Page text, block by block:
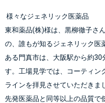
様々なジェネリック医薬品
東和薬品(株)様は、黒柳徹子さ
の、誰もが知るジェネリック医
ある門真市は、大阪駅から約
す。工場見学では、コーティン
ラインを拝見させていただきま
先発医薬品と同等以上の品質で